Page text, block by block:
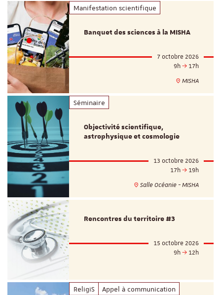
Manifestation scientifique
Banquet des sciences à la MISHA
7 octobre 2026
9h
17h
MISHA
Séminaire
Objectivité scientifique,
astrophysique et cosmologie
13 octobre 2026
17h
19h
Salle Océanie - MISHA
Rencontres du territoire #3
15 octobre 2026
9h
12h
ReligiS Appel à communication